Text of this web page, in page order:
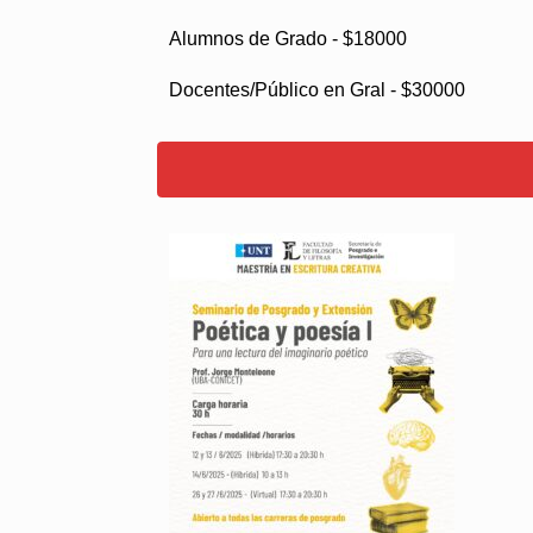
Alumnos de Grado - $18000
Docentes/Público en Gral - $30000